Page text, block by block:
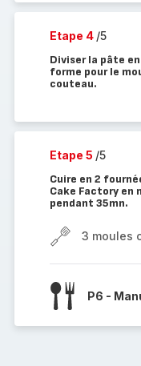
Etape 4 /5
Diviser la pâte
forme pour le
couteau.
Etape 5 /5
Cuire en 2
Cake Factory en
pendant 35mn.
3 moules
P6 -